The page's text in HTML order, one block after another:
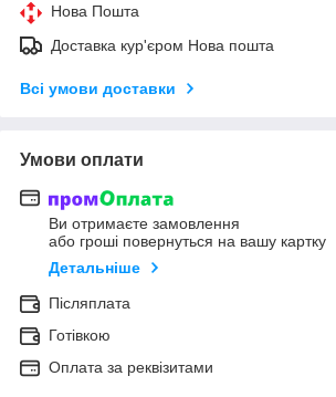
Нова Пошта
Доставка кур'єром Нова пошта
Всі умови доставки
Умови оплати
Ви отримаєте замовлення
або гроші повернуться на вашу картку
Детальніше
Післяплата
Готівкою
Оплата за реквізитами